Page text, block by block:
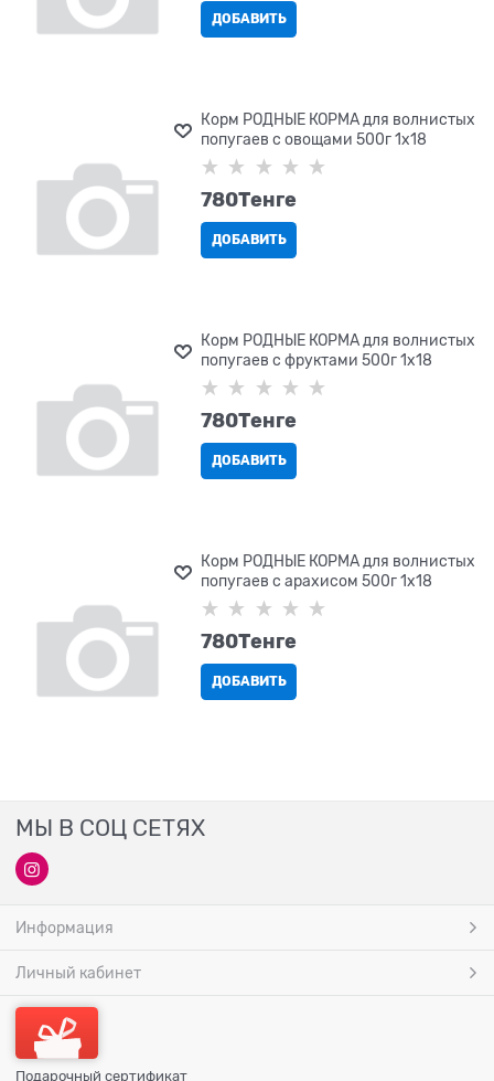
ДОБАВИТЬ
Корм РОДНЫЕ КОРМА для волнистых
попугаев с овощами 500г 1х18
780Tенге
ДОБАВИТЬ
Корм РОДНЫЕ КОРМА для волнистых
попугаев с фруктами 500г 1х18
780Tенге
ДОБАВИТЬ
Корм РОДНЫЕ КОРМА для волнистых
попугаев с арахисом 500г 1х18
780Tенге
ДОБАВИТЬ
МЫ В СОЦ СЕТЯХ
Информация
Личный кабинет
Подарочный сертификат